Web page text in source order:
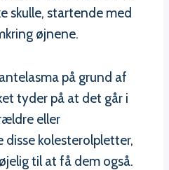
skulle, startende med
øjnene.
på grund af
tyder på at det går i
eller
kolesterolpletter,
til at få dem også.